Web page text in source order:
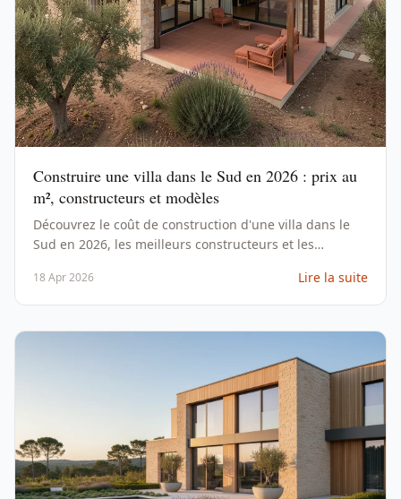
Construire une villa dans le Sud en 2026 : prix au
m², constructeurs et modèles
Découvrez le coût de construction d'une villa dans le
Sud en 2026, les meilleurs constructeurs et les
18 Apr 2026 Lire la suite